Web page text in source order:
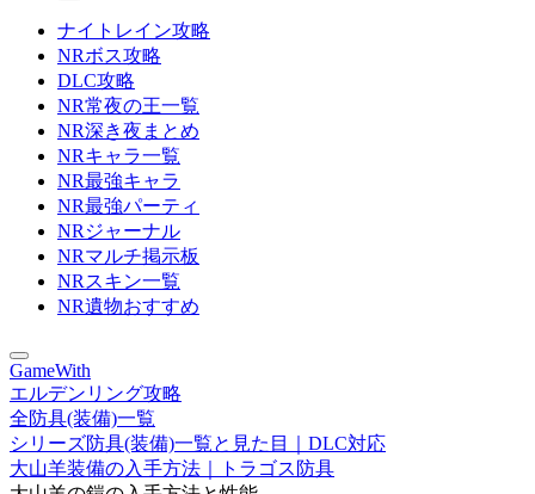
ナイトレイン攻略
NRボス攻略
DLC攻略
NR常夜の王一覧
NR深き夜まとめ
NRキャラ一覧
NR最強キャラ
NR最強パーティ
NRジャーナル
NRマルチ掲示板
NRスキン一覧
NR遺物おすすめ
GameWith
エルデンリング攻略
全防具(装備)一覧
シリーズ防具(装備)一覧と見た目｜DLC対応
大山羊装備の入手方法｜トラゴス防具